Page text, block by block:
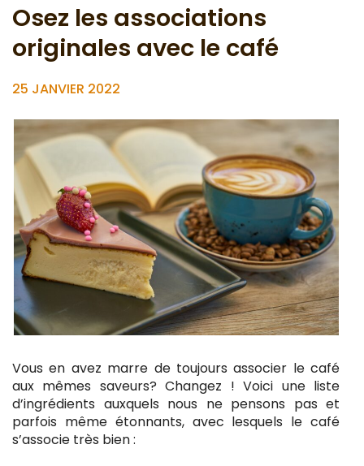
Osez les associations
originales avec le café
25 JANVIER 2022
Vous en avez marre de toujours associer le café
aux mêmes saveurs? Changez ! Voici une liste
d’ingrédients auxquels nous ne pensons pas et
parfois même étonnants, avec lesquels le café
s’associe très bien :